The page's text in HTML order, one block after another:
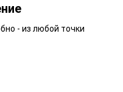
- из любой точки